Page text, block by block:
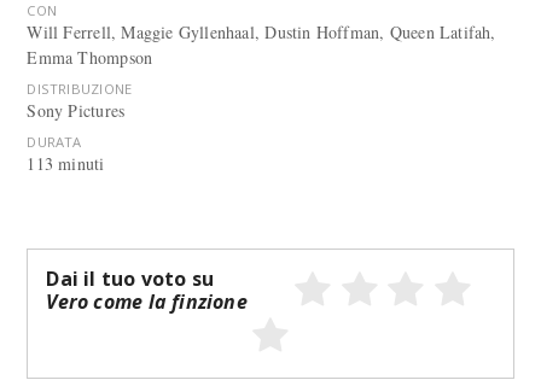
CON
Will Ferrell, Maggie Gyllenhaal, Dustin Hoffman, Queen Latifah,
Emma Thompson
DISTRIBUZIONE
Sony Pictures
DURATA
113 minuti
Dai il tuo voto su
Vero come la finzione